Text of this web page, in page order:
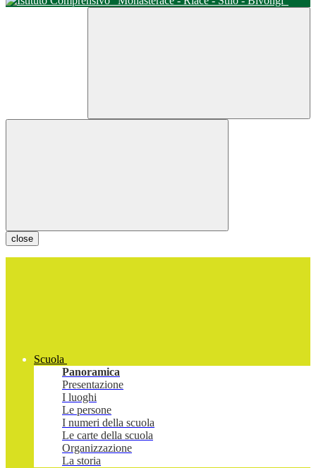
close
Scuola
Panoramica
Presentazione
I luoghi
Le persone
I numeri della scuola
Le carte della scuola
Organizzazione
La storia